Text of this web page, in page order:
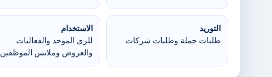
التوريد
طلبات جملة وطلبات شركات
الاستخدام
للزي الموحد والفعاليات
والعروض وملابس الموظفين